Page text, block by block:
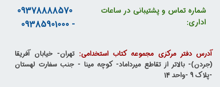
شماره تماس و پشتیبانی در ساعات
اداری:
09378888570
- 09385901000
آدرس دفتر مرکزی مجموعه کتاب استخدامی: تهران- خیابان آفریقا
(جردن)- بالاتر از تقاطع میرداماد- کوچه مینا - جنب سفارت لهستان
-پلاک 9 -واحد 14